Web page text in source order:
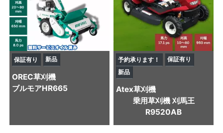
保証有り 新品
OREC草刈機
ブルモアHR665
予約承ります！
保証有り
新品
Atex草刈機
乗用草刈機 刈馬王
R9520AB